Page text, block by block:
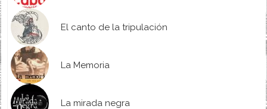
El canto de la tripulación
La Memoria
La mirada negra